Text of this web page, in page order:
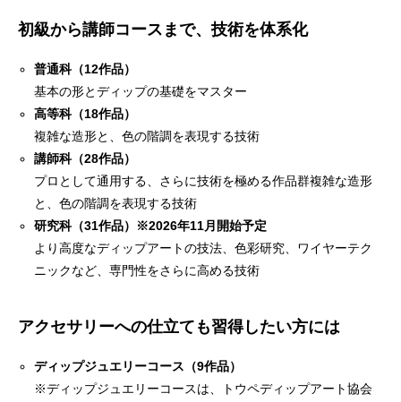
初級から講師コースまで、技術を体系化
普通科（12作品）
基本の形とディップの基礎をマスター
高等科（18作品）
複雑な造形と、色の階調を表現する技術
講師科（28作品）
プロとして通用する、さらに技術を極める作品群複雑な造形
と、色の階調を表現する技術
研究科（31作品）※2026年11月開始予定
より高度なディップアートの技法、色彩研究、ワイヤーテク
ニックなど、専門性をさらに高める技術
アクセサリーへの仕立ても習得したい方には
ディップジュエリーコース（9作品）
※ディップジュエリーコースは、トウペディップアート協会